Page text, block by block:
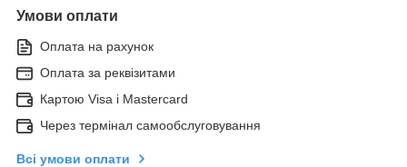
Умови оплати
Оплата на рахунок
Оплата за реквізитами
Картою Visa і Mastercard
Через термінал самообслуговування
Всі умови оплати